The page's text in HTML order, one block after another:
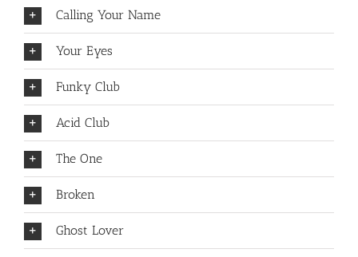
Calling Your Name
Your Eyes
Funky Club
Acid Club
The One
Broken
Ghost Lover